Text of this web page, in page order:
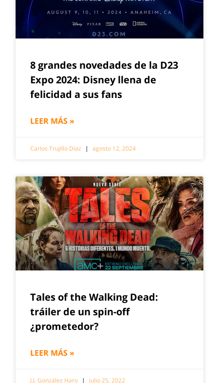
8 grandes novedades de la D23
Expo 2024: Disney llena de
felicidad a sus fans
LEER MÁS »
Carlos Trujillo Díaz agosto 12, 2024
Tales of the Walking Dead:
tráiler de un spin-off
¿prometedor?
LEER MÁS »
J.J. González Haro julio 25, 2022